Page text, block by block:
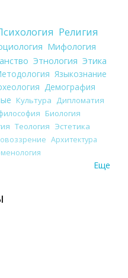
Религия
Мифология
Этнология Этика
Языкознание
Демография
Культура
Дипломатия
Биология
Теология Эстетика
Архитектура
Еще